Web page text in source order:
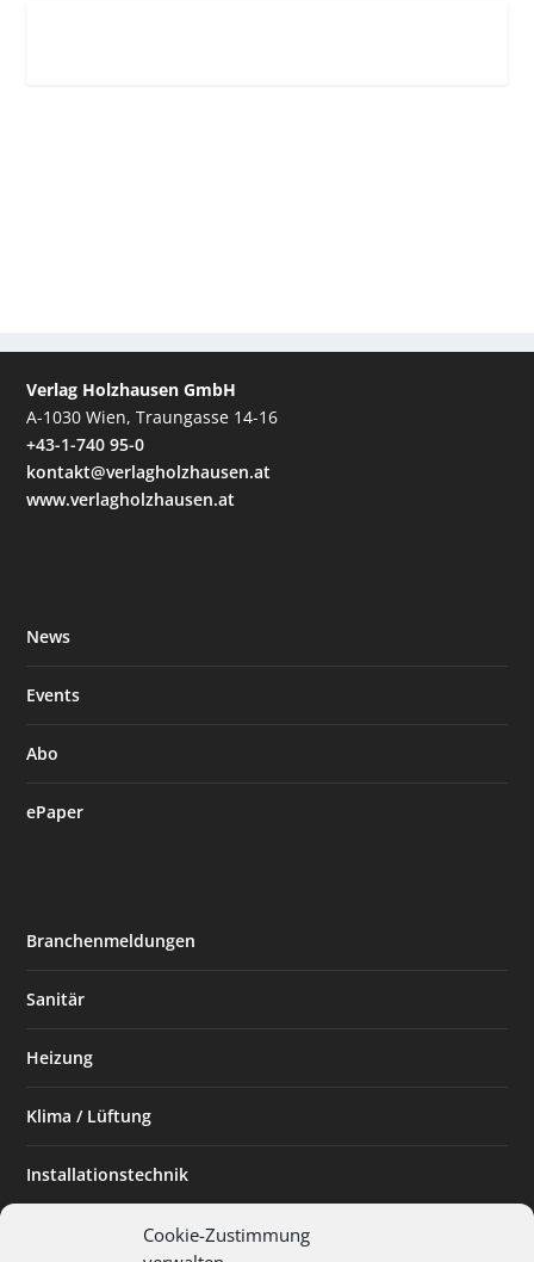
Cookie-Zustimmung
Verlag Holzhausen GmbH
A-1030 Wien, Traungasse 14-16
+43-1-740 95-0
kontakt@verlagholzhausen.at
www.verlagholzhausen.at
News
Events
Abo
ePaper
Branchenmeldungen
Sanitär
Heizung
Klima / Lüftung
Installationstechnik
Planen & Bauen